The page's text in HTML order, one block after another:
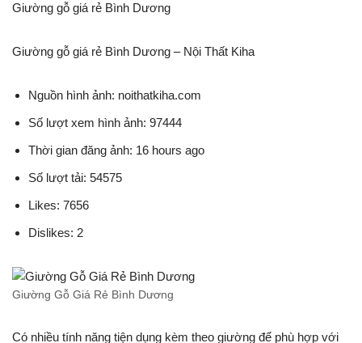
Giường gỗ giá rẻ Bình Dương
Giường gỗ giá rẻ Bình Dương – Nội Thất Kiha
Nguồn hình ảnh: noithatkiha.com
Số lượt xem hình ảnh: 97444
Thời gian đăng ảnh: 16 hours ago
Số lượt tải: 54575
Likes: 7656
Dislikes: 2
Giường Gỗ Giá Rẻ Bình Dương
Có nhiều tính năng tiện dụng kèm theo giường để phù hợp với